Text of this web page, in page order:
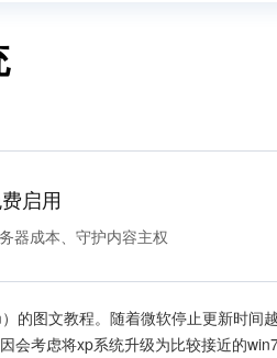
启用
器成本、守护内容主权
的图文教程。随着微软停止更新时间
会考虑将xp系统升级为比较接近的